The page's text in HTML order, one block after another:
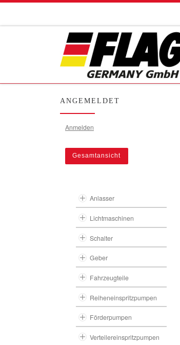
ANGEMELDET
Anmelden
Gesamtansicht
Anlasser
Lichtmaschinen
Schalter
Geber
Fahrzeugteile
Reiheneinspritzpumpen
Förderpumpen
Verteilereinspritzpumpen